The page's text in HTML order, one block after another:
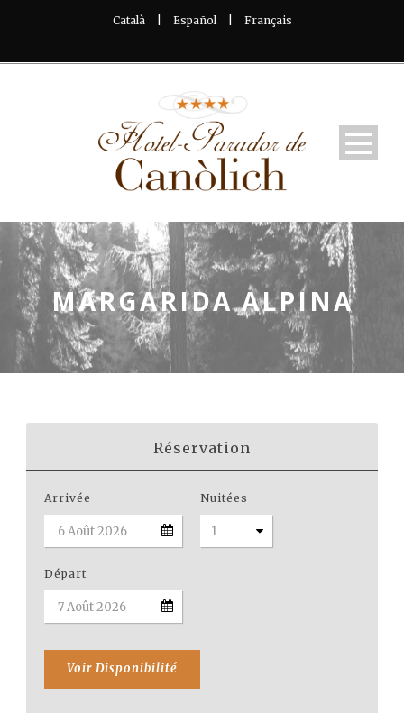
Català Español Français
MARGARIDA ALPINA
Réservation
Arrivée Nuitées
Départ